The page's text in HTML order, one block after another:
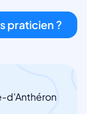
praticien ?
d'Anthéron